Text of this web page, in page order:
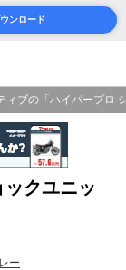
ンロード
ィブの「ハイパープロ
クユニッ
ー